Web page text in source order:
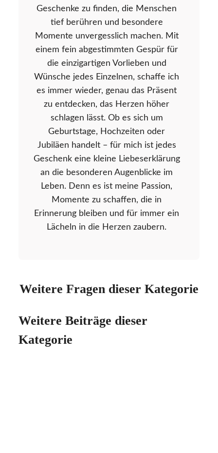
Geschenke zu finden, die Menschen
tief berühren und besondere
Momente unvergesslich machen. Mit
einem fein abgestimmten Gespür für
die einzigartigen Vorlieben und
Wünsche jedes Einzelnen, schaffe ich
es immer wieder, genau das Präsent
zu entdecken, das Herzen höher
schlagen lässt. Ob es sich um
Geburtstage, Hochzeiten oder
Jubiläen handelt – für mich ist jedes
Geschenk eine kleine Liebeserklärung
an die besonderen Augenblicke im
Leben. Denn es ist meine Passion,
Momente zu schaffen, die in
Erinnerung bleiben und für immer ein
Lächeln in die Herzen zaubern.
Weitere Fragen dieser Kategorie
Weitere Beiträge dieser
Kategorie